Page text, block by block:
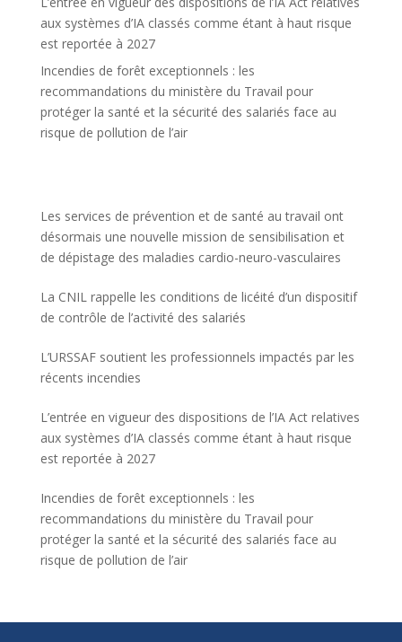
aux systèmes d’IA classés comme étant à haut risque
est reportée à 2027
Incendies de forêt exceptionnels : les
recommandations du ministère du Travail pour
protéger la santé et la sécurité des salariés face au
risque de pollution de l’air
Les services de prévention et de santé au travail ont
désormais une nouvelle mission de sensibilisation et
de dépistage des maladies cardio-neuro-vasculaires
La CNIL rappelle les conditions de licéité d’un dispositif
de contrôle de l’activité des salariés
L’URSSAF soutient les professionnels impactés par les
récents incendies
L’entrée en vigueur des dispositions de l’IA Act relatives
aux systèmes d’IA classés comme étant à haut risque
est reportée à 2027
Incendies de forêt exceptionnels : les
recommandations du ministère du Travail pour
protéger la santé et la sécurité des salariés face au
risque de pollution de l’air